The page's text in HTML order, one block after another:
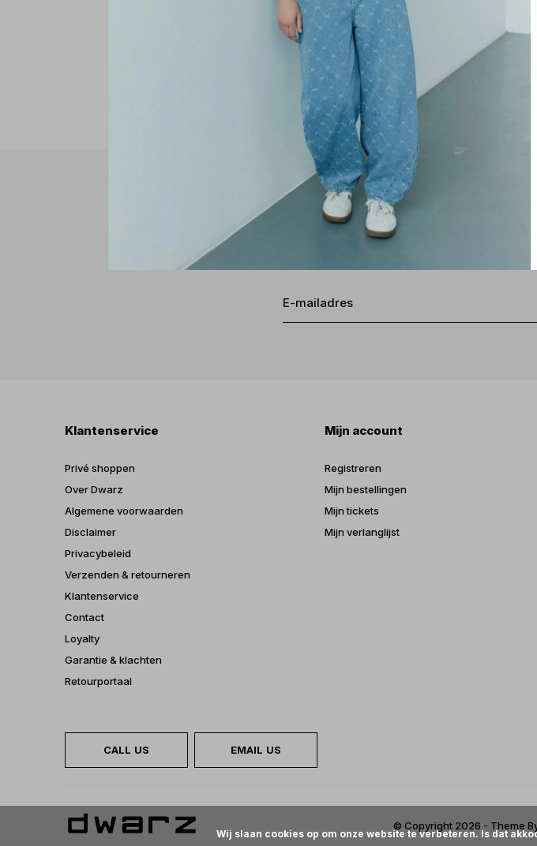
Meld je aan voor
Ontvang de nieuwste
Klantenservice
Privé shoppen
Over Dwarz
Algemene voorwaarden
Disclaimer
Privacybeleid
Verzenden & retourneren
Klantenservice
Contact
Loyalty
Garantie & klachten
Retourportaal
Mijn account
Registreren
Mijn bestellingen
Mijn tickets
Mijn verlanglijst
CALL US EMAIL US
© Copyright 2026 - Theme
Wij slaan cookies op om onze website te verbeteren. Is dat